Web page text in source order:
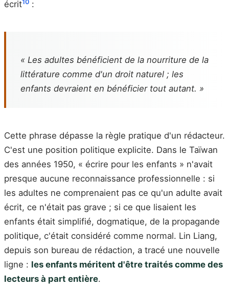
écrit10 :
« Les adultes bénéficient de la nourriture de la
littérature comme d'un droit naturel ; les
enfants devraient en bénéficier tout autant. »
Cette phrase dépasse la règle pratique d'un rédacteur.
C'est une position politique explicite. Dans le Taïwan
des années 1950, « écrire pour les enfants » n'avait
presque aucune reconnaissance professionnelle : si
les adultes ne comprenaient pas ce qu'un adulte avait
écrit, ce n'était pas grave ; si ce que lisaient les
enfants était simplifié, dogmatique, de la propagande
politique, c'était considéré comme normal. Lin Liang,
depuis son bureau de rédaction, a tracé une nouvelle
ligne : les enfants méritent d'être traités comme des
lecteurs à part entière.